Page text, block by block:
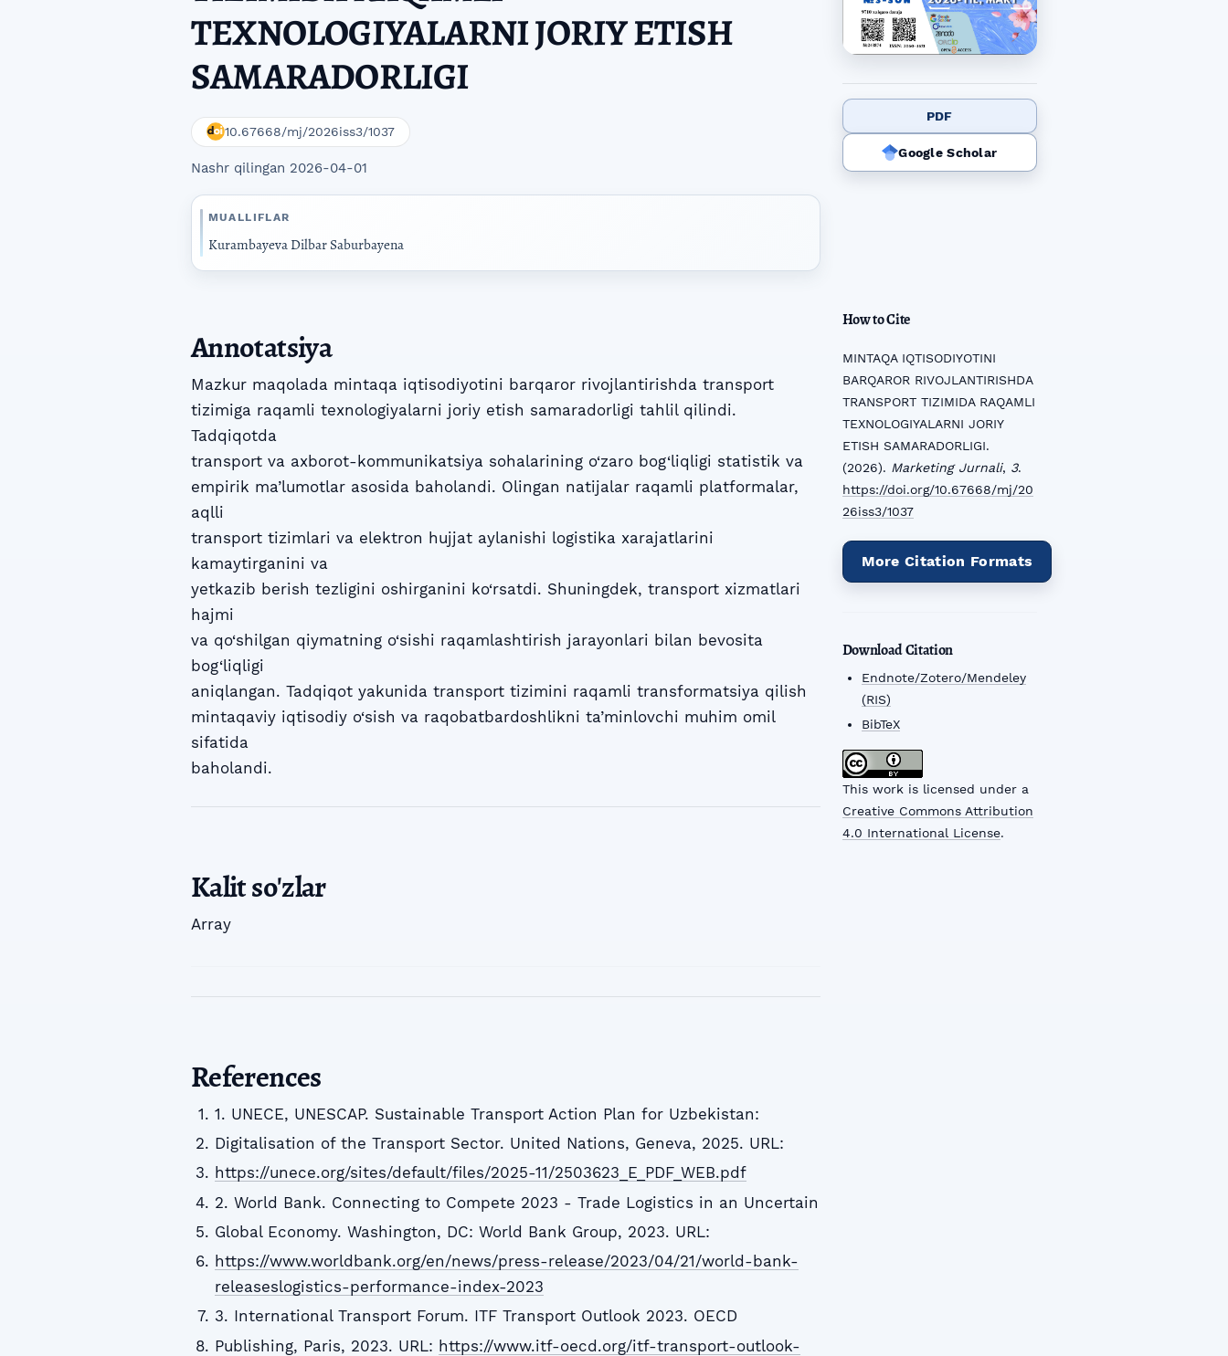
TEXNOLOGIYALARNI JORIY ETISH
SAMARADORLIGI
10.67668/mj/2026iss3/1037
Nashr qilingan 2026-04-01
MUALLIFLAR
Kurambayeva Dilbar Saburbayena
PDF
Google Scholar
How to Cite
MINTAQA IQTISODIYOTINI
BARQAROR RIVOJLANTIRISHDA
TRANSPORT TIZIMIDA RAQAMLI
TEXNOLOGIYALARNI JORIY
ETISH SAMARADORLIGI.
(2026). Marketing Jurnali, 3.
https://doi.org/10.67668/mj/20
26iss3/1037
More Citation Formats
Download Citation
Endnote/Zotero/Mendeley
(RIS)
BibTeX
This work is licensed under a
Creative Commons Attribution
4.0 International License.
Annotatsiya
Mazkur maqolada mintaqa iqtisodiyotini barqaror rivojlantirishda transport
tizimiga raqamli texnologiyalarni joriy etish samaradorligi tahlil qilindi.
Tadqiqotda
transport va axborot-kommunikatsiya sohalarining o‘zaro bog‘liqligi statistik va
empirik ma’lumotlar asosida baholandi. Olingan natijalar raqamli platformalar,
aqlli
transport tizimlari va elektron hujjat aylanishi logistika xarajatlarini
kamaytirganini va
yetkazib berish tezligini oshirganini ko‘rsatdi. Shuningdek, transport xizmatlari
hajmi
va qo‘shilgan qiymatning o‘sishi raqamlashtirish jarayonlari bilan bevosita
bog‘liqligi
aniqlangan. Tadqiqot yakunida transport tizimini raqamli transformatsiya qilish
mintaqaviy iqtisodiy o‘sish va raqobatbardoshlikni ta’minlovchi muhim omil
sifatida
baholandi.
Kalit so'zlar
Array
References
1. UNECE, UNESCAP. Sustainable Transport Action Plan for Uzbekistan:
Digitalisation of the Transport Sector. United Nations, Geneva, 2025. URL:
https://unece.org/sites/default/files/2025-11/2503623_E_PDF_WEB.pdf
2. World Bank. Connecting to Compete 2023 - Trade Logistics in an Uncertain
Global Economy. Washington, DC: World Bank Group, 2023. URL:
https://www.worldbank.org/en/news/press-release/2023/04/21/world-bank-
releaseslogistics-performance-index-2023
3. International Transport Forum. ITF Transport Outlook 2023. OECD
Publishing, Paris, 2023. URL: https://www.itf-oecd.org/itf-transport-outlook-